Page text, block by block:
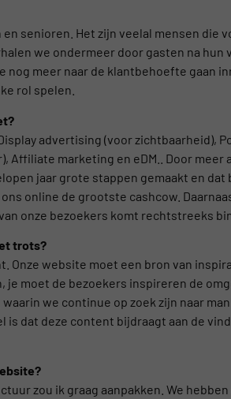
senioren. Het zijn veelal mensen die
we ondermeer door gasten na hun
meer naar de klantbehoefte gaan
rol spelen.
advertising (voor zichtbaarheid),
marketing en eDM.. Door meer
jaar grote stappen gemaakt en dat
online de grootste cashcow.
onze bezoekers komt rechtstreeks
trots?
Onze website moet een bron van
moet de bezoekers inspireren de
we continue op zoek zijn naar
dat deze content bijdraagt aan de
zou ik graag aanpakken. We